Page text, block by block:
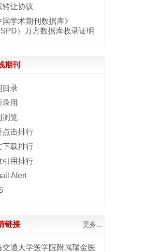
转让协议
国学术期刊数据库》
）万方数据库收录证明
期刊
目录
录用
浏览
点击排行
下载排行
引用排行
Alert
链接 更多...
交通大学医学院附属瑞金医